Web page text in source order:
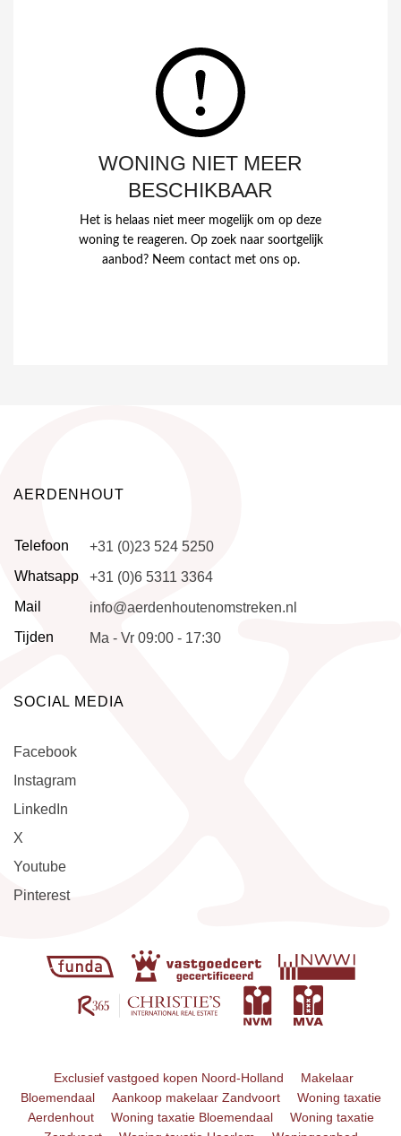
WONING NIET MEER
BESCHIKBAAR
Het is helaas niet meer mogelijk om op deze
woning te reageren. Op zoek naar soortgelijk
aanbod? Neem contact met ons op.
AERDENHOUT
Telefoon
+31 (0)23 524 5250
Whatsapp
+31 (0)6 5311 3364
Mail
info@aerdenhoutenomstreken.nl
Tijden
Ma - Vr 09:00 - 17:30
SOCIAL MEDIA
Facebook
Instagram
LinkedIn
X
Youtube
Pinterest
Exclusief vastgoed kopen Noord-Holland
Makelaar
Bloemendaal
Aankoop makelaar Zandvoort
Woning taxatie
Aerdenhout
Woning taxatie Bloemendaal
Woning taxatie